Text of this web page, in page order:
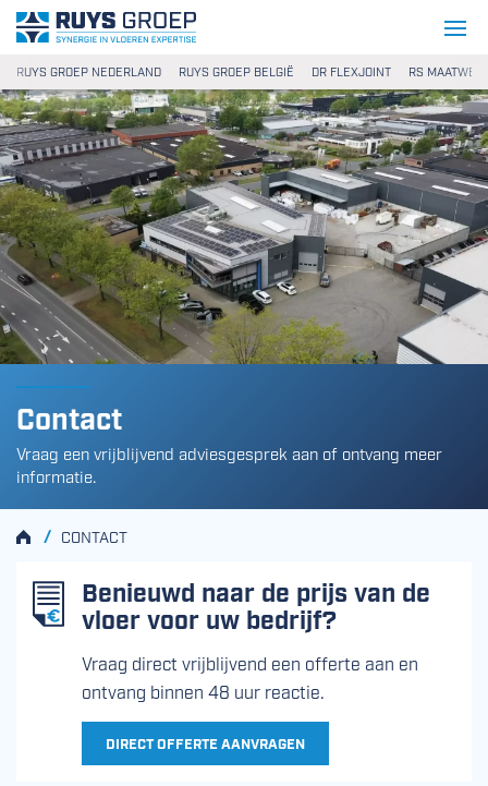
Ga naar content
Ruys Groep
RUYS GROEP NEDERLAND RUYS GROEP BELGIË DR FLEXJOINT RS
Contact
Vraag een vrijblijvend adviesgesprek aan of ontvang meer
informatie.
HOMECONTACT
/
Benieuwd naar de prijs van de
vloer voor uw bedrijf?
Vraag direct vrijblijvend een offerte aan en
ontvang binnen 48 uur reactie.
DIRECT OFFERTE AANVRAGEN